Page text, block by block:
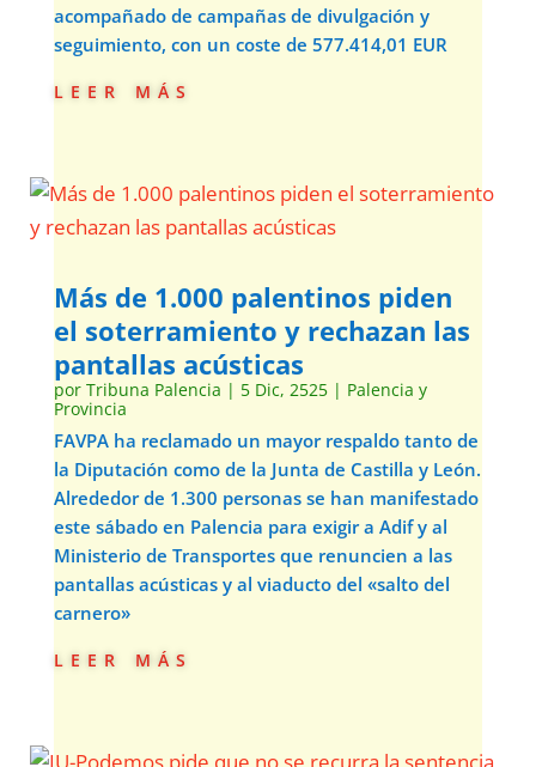
acompañado de campañas de divulgación y
seguimiento, con un coste de 577.414,01 EUR
leer más
Más de 1.000 palentinos piden
el soterramiento y rechazan las
pantallas acústicas
por Tribuna Palencia | 5 Dic, 2525| Palencia y
Provincia
FAVPA ha reclamado un mayor respaldo tanto de
la Diputación como de la Junta de Castilla y León.
Alrededor de 1.300 personas se han manifestado
este sábado en Palencia para exigir a Adif y al
Ministerio de Transportes que renuncien a las
pantallas acústicas y al viaducto del «salto del
carnero»
leer más